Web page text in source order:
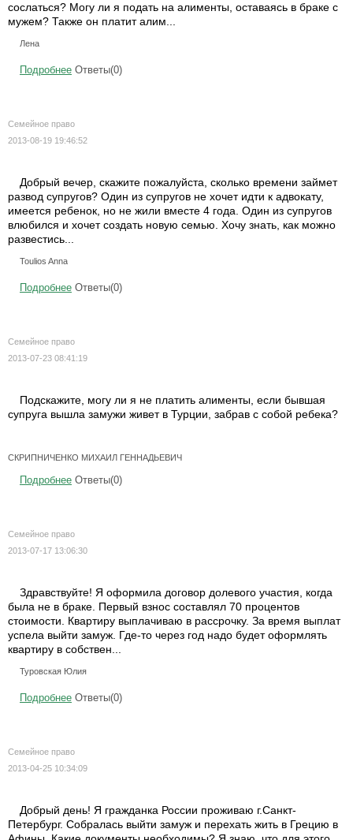
сослаться? Могу ли я подать на алименты, оставаясь в браке с
мужем? Также он платит алим...
Лена
Подробнее Ответы(0)
Семейное право
2013-08-19 19:46:52
Добрый вечер, скажите пожалуйста, сколько времени займет
развод супругов? Один из супругов не хочет идти к адвокату,
имеется ребенок, но не жили вместе 4 года. Один из супругов
влюбился и хочет создать новую семью. Хочу знать, как можно
развестись...
Toulios Anna
Подробнее Ответы(0)
Семейное право
2013-07-23 08:41:19
Подскажите, могу ли я не платить алименты, если бывшая
супруга вышла замужи живет в Турции, забрав с собой ребека?
СКРИПНИЧЕНКО МИХАИЛ ГЕННАДЬЕВИЧ
Подробнее Ответы(0)
Семейное право
2013-07-17 13:06:30
Здравствуйте! Я оформила договор долевого участия, когда
была не в браке. Первый взнос составлял 70 процентов
стоимости. Квартиру выплачиваю в рассрочку. За время выплат
успела выйти замуж. Где-то через год надо будет оформлять
квартиру в собствен...
Туровская Юлия
Подробнее Ответы(0)
Семейное право
2013-04-25 10:34:09
Добрый день! Я гражданка России проживаю г.Санкт-
Петербург. Собралась выйти замуж и перехать жить в Грецию в